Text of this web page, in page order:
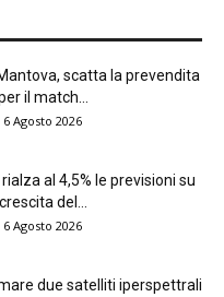
scatta la prevendita
il match...
6 Agosto 2026
al 4,5% le previsioni su
crescita del...
6 Agosto 2026
due satelliti iperspettrali